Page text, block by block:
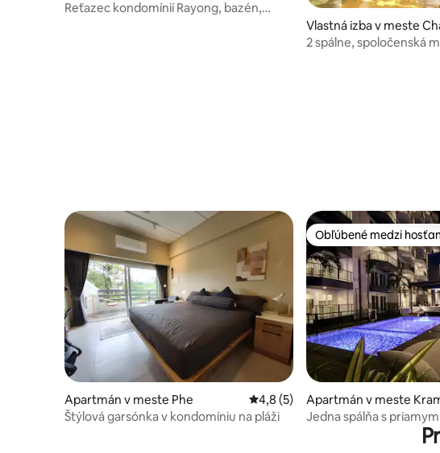
Reťazec kondomínií Rayong, bazén,
Vlastná izba v meste
2 spálne, spoločenská
Apartmán v meste Phe Priemerné ohodnotenie 4,8 z 5,
4,8 (5)
Štýlová garsónka v kondomíniu na pláži
Obľúbené medzi
Obľúbené medzi
Apartmán v meste
Jedna spálňa s